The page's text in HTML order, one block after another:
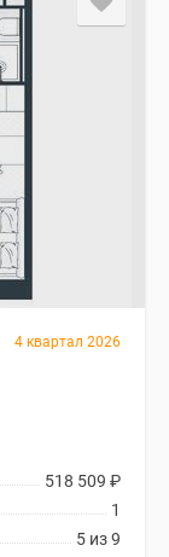
4 квартал 2026
518 509 ₽
1
5 из 9